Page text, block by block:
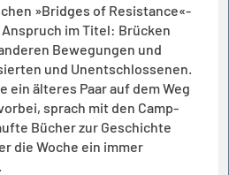
»Bridges of Resistance«-
im Titel: Brücken
Bewegungen und
und Unentschlossenen.
ein älteres Paar auf dem Weg
sprach mit den Camp-
Bücher zur Geschichte
die Woche ein immer